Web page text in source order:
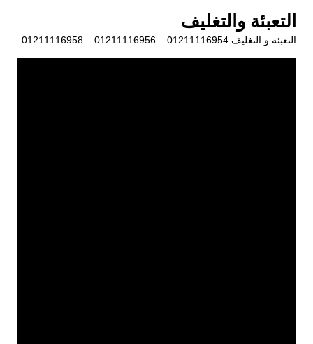
المحتوى
التعبئة والتغليف
التعبئة و التغليف 01211116954 – 01211116956 – 01211116958